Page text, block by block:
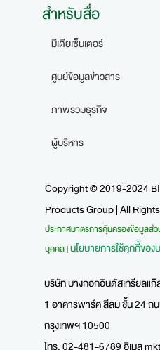
สำหรับสื่อ
มีเดียเซ็นเตอร์
ศูนย์ข้อมูลข่าวสาร
ภาพรวมธุรกิจ
ผู้บริหาร
Copyright © 2019-2024
Products Group | All
ประกาศมาตรการคุ้มครองข้อมูลส่
บุคคล|นโยบายการใช้คุกกี้ของ
บริษัท บางกอกอินดัสเทรียลแ
1 อาคารพาร์ค สีลม ชั้น 24 ถ
กรุงเทพฯ 10500
โทร. 02-481-6789 อีเมล